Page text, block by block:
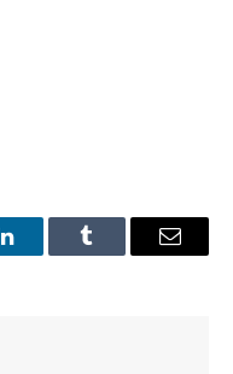
LinkedInTumblr Email